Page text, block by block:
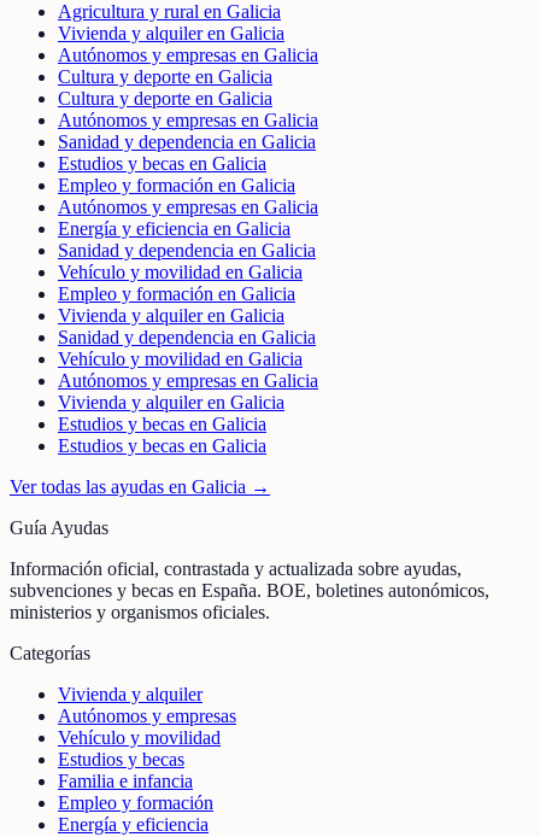
Agricultura y rural en Galicia
Vivienda y alquiler en Galicia
Autónomos y empresas en Galicia
Cultura y deporte en Galicia
Cultura y deporte en Galicia
Autónomos y empresas en Galicia
Sanidad y dependencia en Galicia
Estudios y becas en Galicia
Empleo y formación en Galicia
Autónomos y empresas en Galicia
Energía y eficiencia en Galicia
Sanidad y dependencia en Galicia
Vehículo y movilidad en Galicia
Empleo y formación en Galicia
Vivienda y alquiler en Galicia
Sanidad y dependencia en Galicia
Vehículo y movilidad en Galicia
Autónomos y empresas en Galicia
Vivienda y alquiler en Galicia
Estudios y becas en Galicia
Estudios y becas en Galicia
Ver todas las ayudas en Galicia →
Guía Ayudas
Información oficial, contrastada y actualizada sobre ayudas,
subvenciones y becas en España. BOE, boletines autonómicos,
ministerios y organismos oficiales.
Categorías
Vivienda y alquiler
Autónomos y empresas
Vehículo y movilidad
Estudios y becas
Familia e infancia
Empleo y formación
Energía y eficiencia